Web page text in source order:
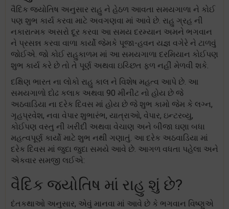
વૈદિક જ્યોતિષ અનુસાર રાહુ ને હેઠળ આવતા સમયગાળા ને કોઈ
પણ શુભ કાર્ય કરવા માટે અવગણવા માં આવે છે. રાહુ ગ્રહ ની
નકારાત્મક અસરો દૂર કરવા આ સમય દરમ્યાન અમને ભગવાન
ને પ્રસન્ન કરવા વાળા કાર્યો જેમકે પૂજા-હવન યજ્ઞ વગેરે ને ટાળવું
જોઈએ. જો કોઈ રાહુકાળમ માં આ સમયગાળા દરમિયાન કોઈપણ
શુભ કાર્ય કરે છે તો તે પૂર્ણ અથવા ઇચ્છિત ફળ નહીં મેળવી શકે.
દક્ષિણ ભારત ના લોકો રાહુ કાલ ને વિશેષ મહત્વ આપે છે. આ
સમયગાળો દોઢ કલાક અથવા 90 મીનીટ નો હોય છે જે
અઠવાડિયા ના દરેક દિવસ માં હોય છે જે શુભ કામો જેમ કે લગ્ન,
ગૃહપ્રવેશ, નવા વેપાર શુભારંભ, યાત્રાઓ, વેપાર, ઇન્ટરવ્યુ,
કોઈપણ વસ્તુ ની ખરીદી અથવા વેચાણ અને બીજા ઘણા બધા
મહત્વપૂર્ણ કાર્યો માટે શુભ નથી ગણાતું. આ દરેક અઠવાડિયા માં
દરેક દિવસ માં જુદા જુદા સમયે આવે છે. આગળ વધતા પહેલા અને
એકવાર સમજી લઈએ:
વૈદિક જ્યોતિષ માં રાહુ શું છે?
દંતકથાઓ અનુસાર, એવું માનવા માં આવે છે કે ભગવાન વિષ્ણુએ